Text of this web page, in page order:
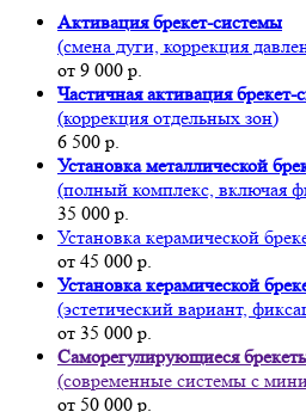
Активация брекет-системы
(смена дуги, коррекция
от 9 000 р.
Частичная активация брекет-
(коррекция отдельных зон)
6 500 р.
Установка металлической
(полный комплекс, включая
35 000 р.
Установка керамической
от 45 000 р.
Установка керамической
(эстетический вариант,
от 35 000 р.
Саморегулирующиеся
(современные системы с
от 50 000 р.